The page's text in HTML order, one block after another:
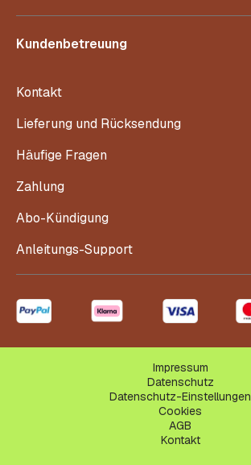
Kundenbetreuung
Kontakt
Lieferung und Rücksendung
Häufige Fragen
Zahlung
Abo-Kündigung
Anleitungs-Support
Impressum
Datenschutz
Datenschutz-Einstellungen
Cookies
AGB
Kontakt